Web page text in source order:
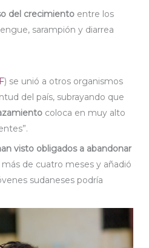
del crecimiento entre los
sarampión y diarrea
) se unió a otros organismos
del país, subrayando que
coloca en muy alto
visto obligados a abandonar
de cuatro meses y añadió
sudaneses podría